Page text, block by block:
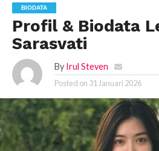
BIODATA
Profil & Biodata
Sarasvati
By Irul Steven
Posted on 31 Januari 2026